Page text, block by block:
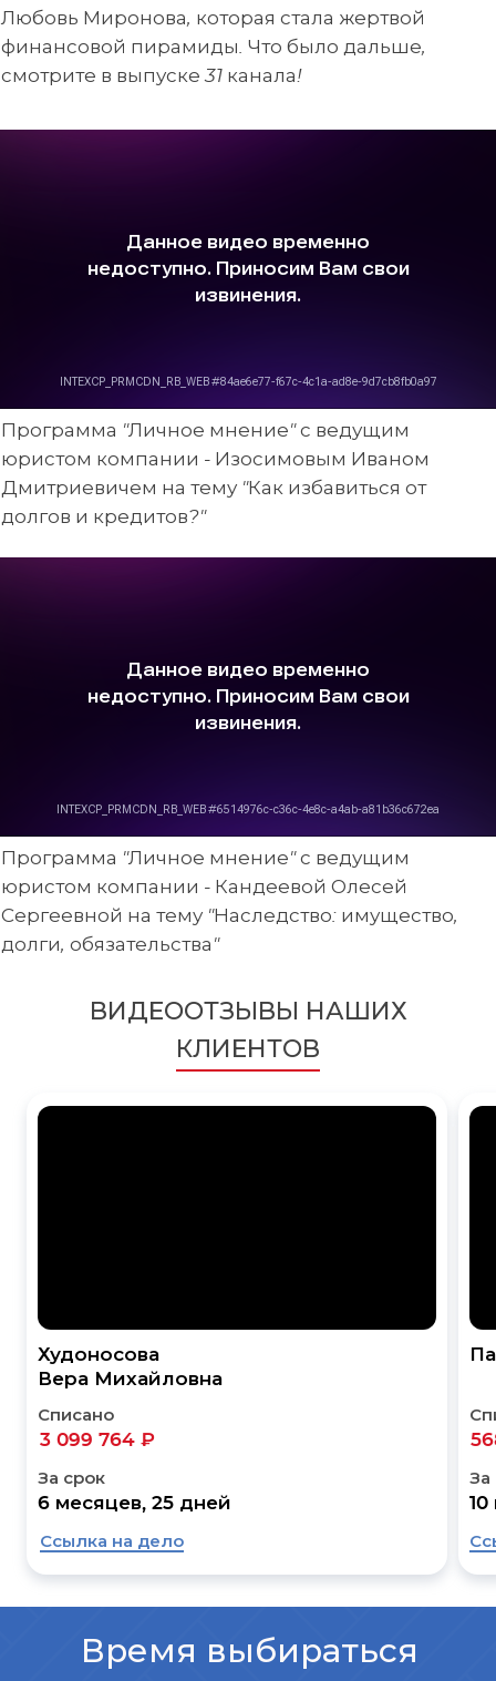
Любовь Миронова, которая стала жертвой
финансовой пирамиды. Что было дальше,
смотрите в выпуске 31 канала!
Программа "Личное мнение" с ведущим
юристом компании - Изосимовым Иваном
Дмитриевичем на тему "Как избавиться от
долгов и кредитов?"
Программа "Личное мнение" с ведущим
юристом компании - Кандеевой Олесей
Сергеевной на тему "Наследство: имущество,
долги, обязательства"
ВИДЕООТЗЫВЫ НАШИХ
КЛИЕНТОВ
За
Худоносова
Вера Михайловна
6 месяцев, 25 дней
За срок
Ссылка на дело
Списано
3 099 764 ₽
Время выбираться